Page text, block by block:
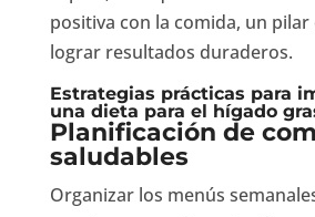
positiva con la comida, un pilar
lograr resultados duraderos.
Estrategias prácticas para
una dieta para el hígado
Planificación de
saludables
Organizar los menús